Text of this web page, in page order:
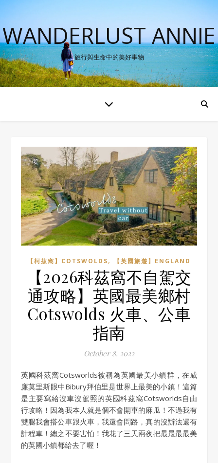
WANDERLUST ANNIE
旅行與生命中的美好事物
【柯茲窩】COTSWOLDS, 【英國旅遊】ENGLAND
【2026科茲窩不自駕交
通攻略】英國最美鄉村
Cotswolds 火車、公車
指南
October 8, 2022
英國科茲窩Cotsworlds被稱為英國最美小鎮群，在威
廉莫里斯眼中Bibury拜伯里是世界上最美的小鎮！這篇
是主要寫給沒車沒駕照的英國科茲窩Cotsworlds自由
行攻略！因為我本人就是個不會開車的麻瓜！不過我有
雙腿我會搭公車跟火車，我還會問路，真的沒辦法還有
計程車！總之不要害怕！我花了三天兩夜把最最最最美
的英國小鎮都給去了喔！